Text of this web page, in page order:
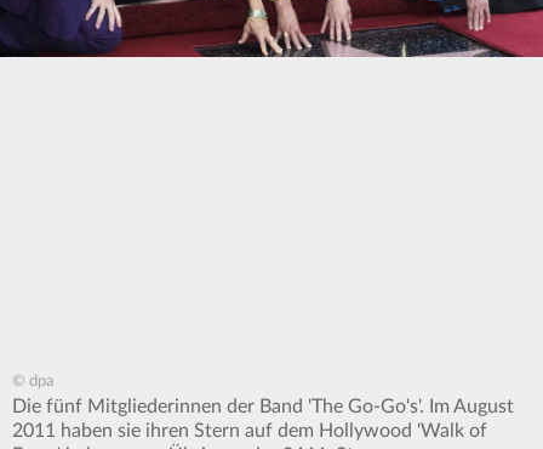
© dpa
Die fünf Mitgliederinnen der Band 'The Go-Go's'. Im August
2011 haben sie ihren Stern auf dem Hollywood 'Walk of